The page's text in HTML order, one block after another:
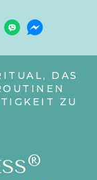
DAS
ZU
®